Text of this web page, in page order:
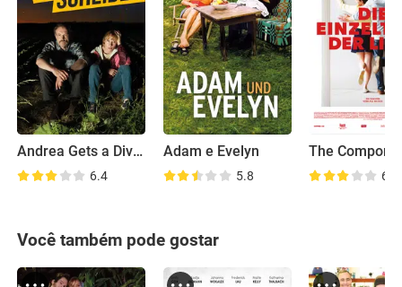
Andrea Gets a Divorce
6.4
Adam e Evelyn
5.8 6.5
Você também pode gostar